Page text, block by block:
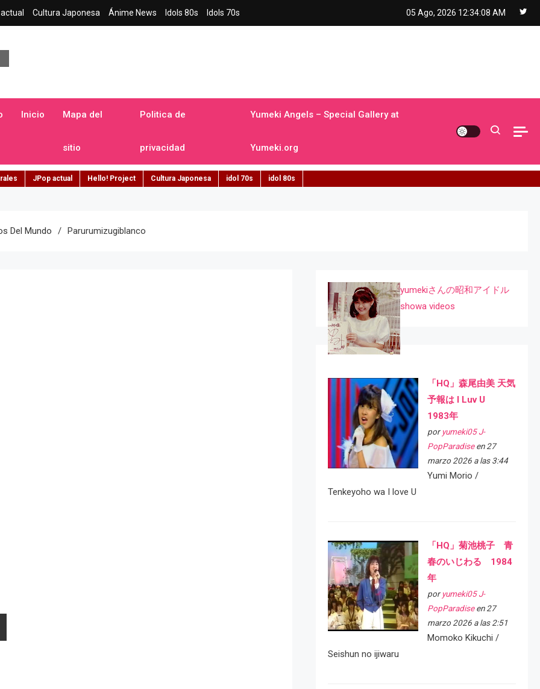
Cultura Japonesa Ánime News Idols 80s Idols 70s 05 Ago, 2026 12:34:09 AM
Inicio Mapa del
sitio
Politica de
privacidad
Yumeki Angels – Special Gallery at
Yumeki.org
JPop actual Hello! Project Cultura Japonesa idol 70s idol 80s
Del Mundo Parurumizugiblanco
yumekiさんの昭和アイドル
showa videos
「HQ」森尾由美 天気
予報は I Luv U
1983年
por yumeki05 J-
PopParadiseen 27
marzo 2026 a las 3:44
Yumi Morio /
Tenkeyoho wa I love U
「HQ」菊池桃子 青
春のいじわる 1984
年
por yumeki05 J-
PopParadiseen 27
marzo 2026 a las 2:51
Momoko Kikuchi /
Seishun no ijiwaru